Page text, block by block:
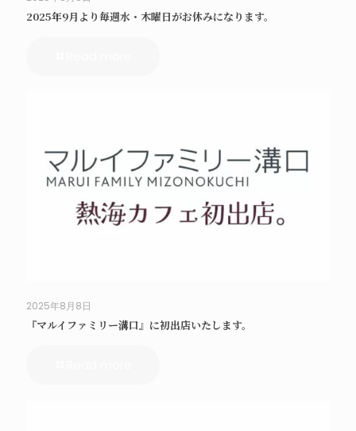
2025年9月より毎週水・木曜日がお休みになります。
2025年8月8日
『マルイファミリー溝口』に初出店いたします。